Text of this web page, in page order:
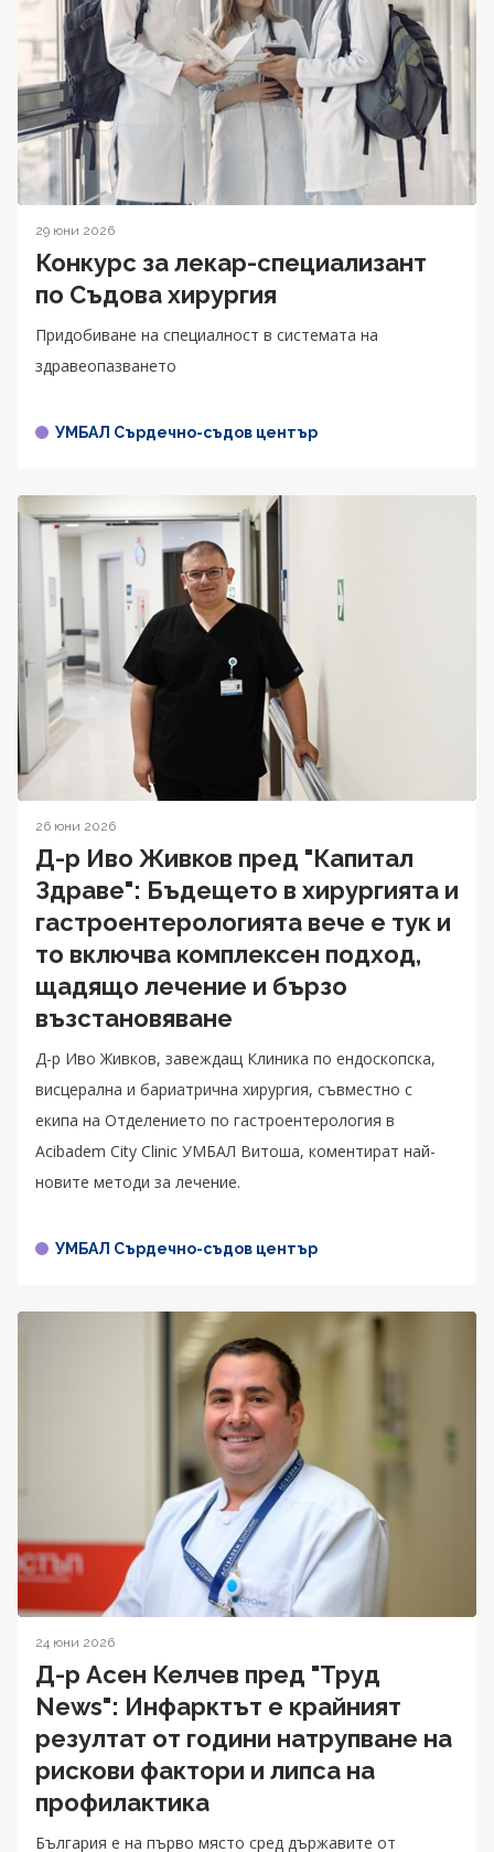
29 юни 2026
Конкурс за лекар-специализант
по Съдова хирургия
Придобиване на специалност в системата на
здравеопазването
УМБАЛ Сърдечно-съдов център
26 юни 2026
Д-р Иво Живков пред "Капитал
Здраве": Бъдещето в хирургията и
гастроентерологията вече е тук и
то включва комплексен подход,
щадящо лечение и бързо
възстановяване
Д-р Иво Живков, завеждащ Клиника по ендоскопска,
висцерална и бариатрична хирургия, съвместно с
екипа на Отделението по гастроентерология в
Acibadem City Clinic УМБАЛ Витоша, коментират най-
новите методи за лечение.
УМБАЛ Сърдечно-съдов център
24 юни 2026
Д-р Асен Келчев пред "Труд
News": Инфарктът е крайният
резултат от години натрупване на
рискови фактори и липса на
профилактика
България е на първо място сред държавите от